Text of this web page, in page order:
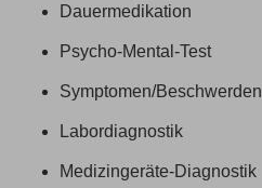
Dauermedikation
Psycho-Mental-Test
Symptomen/Beschwerden
Labordiagnostik
Medizingeräte-Diagnostik